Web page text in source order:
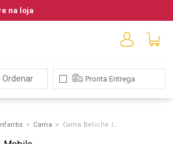
na loja
Cama Cama Beliche Infantil
Ordenar Pronta Entrega